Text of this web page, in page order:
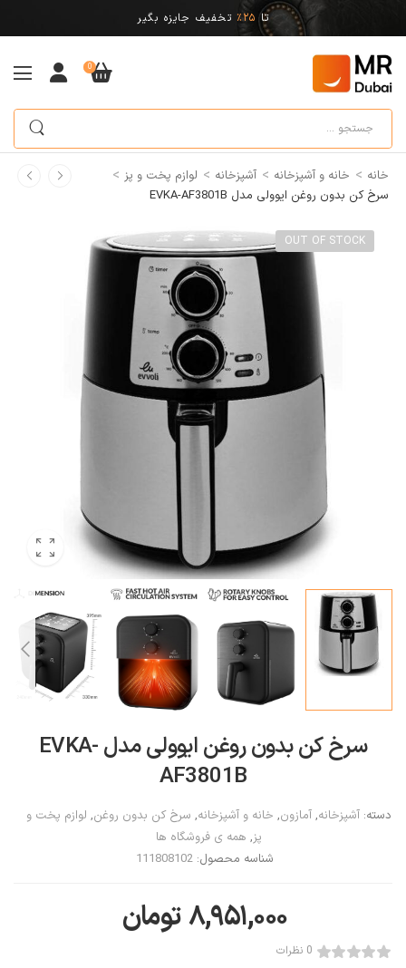
تا 25% تخفیف جایزه بگیر
0
خانه > خانه و آشپزخانه > آشپزخانه > لوازم پخت و پز >
سرخ کن بدون روغن ایوولی مدل EVKA-AF3801B
OUT OF STOCK
سرخ کن بدون روغن ایوولی مدل EVKA-
AF3801B
دسته: آشپزخانه, آمازون, خانه و آشپزخانه, سرخ کن بدون روغن, لوازم پخت و
پز, همه ی فروشگاه ها
شناسه محصول:111808102
۸,۹۵۱,۰۰۰تومان
0 نظرات